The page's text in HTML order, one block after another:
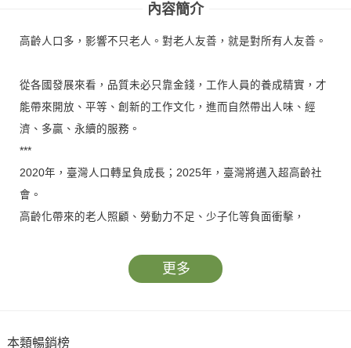
內容簡介
高齡人口多，影響不只老人。對老人友善，就是對所有人友善。
從各國發展來看，品質未必只靠金錢，工作人員的養成精實，才
能帶來開放、平等、創新的工作文化，進而自然帶出人味、經
濟、多贏、永續的服務。
***
2020年，臺灣人口轉呈負成長；2025年，臺灣將邁入超高齡社
會。
高齡化帶來的老人照顧、勞動力不足、少子化等負面衝擊，
國際長照系列三部曲，從人才培育開始，翻轉對於高齡老弱的刻
更多
本類暢銷榜